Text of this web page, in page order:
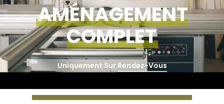
AMÉNAGEMENT
COMPLET
Uniquement Sur Rendez-Vous